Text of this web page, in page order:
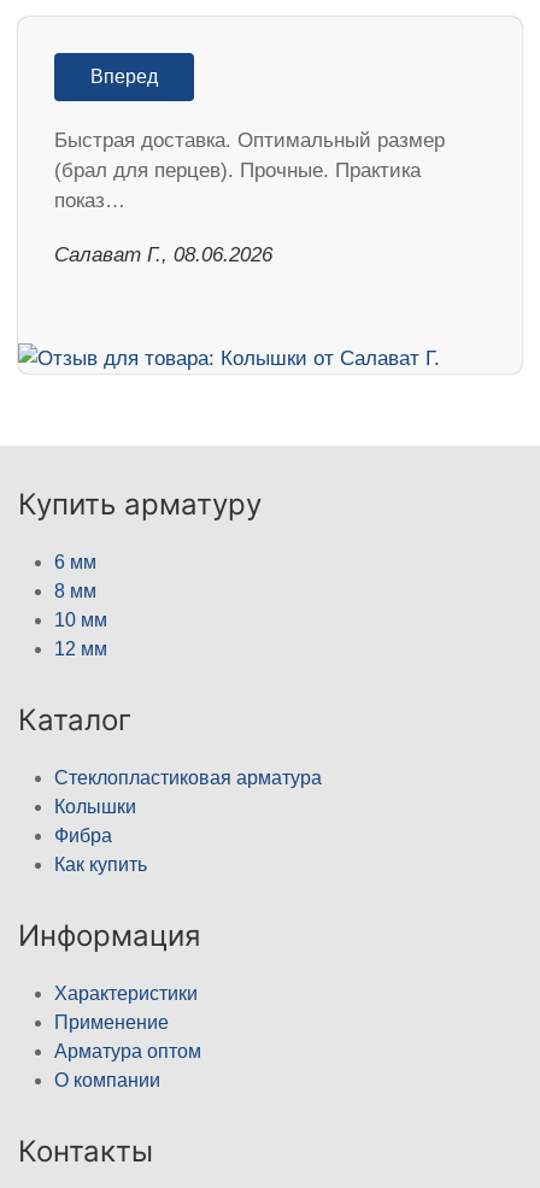
Вперед
Быстрая доставка. Оптимальный размер
(брал для перцев). Прочные. Практика
показ…
Салават Г., 08.06.2026
Купить арматуру
6 мм
8 мм
10 мм
12 мм
Каталог
Стеклопластиковая арматура
Колышки
Фибра
Как купить
Информация
Характеристики
Применение
Арматура оптом
О компании
Контакты